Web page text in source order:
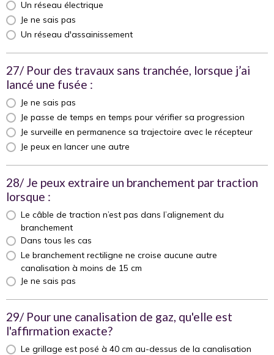
Un réseau électrique
Je ne sais pas
Un réseau d'assainissement
27/ Pour des travaux sans tranchée, lorsque j’ai
lancé une fusée :
Je ne sais pas
Je passe de temps en temps pour vérifier sa progression
Je surveille en permanence sa trajectoire avec le récepteur
Je peux en lancer une autre
28/ Je peux extraire un branchement par traction
lorsque :
Le câble de traction n’est pas dans l’alignement du
branchement
Dans tous les cas
Le branchement rectiligne ne croise aucune autre
canalisation à moins de 15 cm
Je ne sais pas
29/ Pour une canalisation de gaz, qu'elle est
l'affirmation exacte?
Le grillage est posé à 40 cm au-dessus de la canalisation